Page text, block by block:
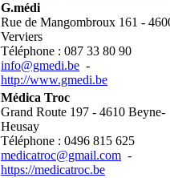
G.médi
Rue de Mangombroux 161 -
Verviers
Téléphone : 087 33 80 90
info@gmedi.be -
http://www.gmedi.be
Médica Troc
Grand Route 197 - 4610 Beyne-
Heusay
Téléphone : 0496 815 625
medicatroc@gmail.com -
https://medicatroc.be